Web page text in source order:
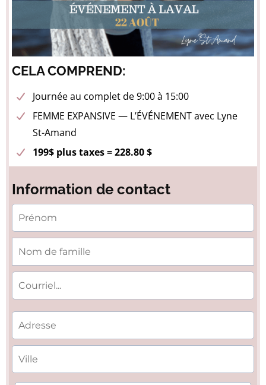
CELA COMPREND:
Journée au complet de 9:00 à 15:00
FEMME EXPANSIVE — L’ÉVÉNEMENT avec Lyne
St-Amand
199$ plus taxes = 228.80 $
Information de contact